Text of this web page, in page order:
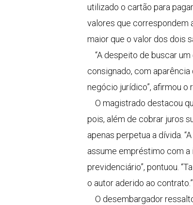
utilizado o cartão para
valores que correspondem
maior que o valor dos dois
“A despeito de buscar
consignado, com
negócio jurídico”, afirmou o
O magistrado destacou
pois, além de cobrar juros
apenas perpetua a dívida.
assume empréstimo com a
previdenciário”, pontuou.
o autor aderido ao contrato.”
O desembargador